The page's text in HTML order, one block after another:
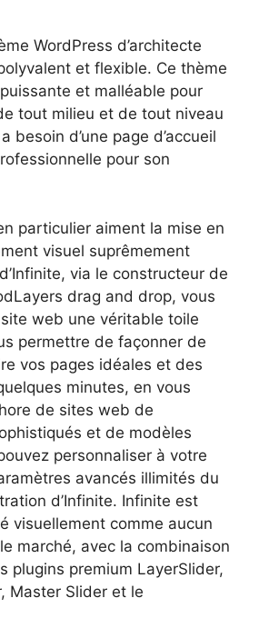
WordPress d’architecte
et flexible. Ce thème
et malléable pour
tout milieu et de tout niveau
besoin d’une page d’accueil
pour son
particulier aiment la mise en
visuel suprêmement
via le constructeur de
drag and drop, vous
web une véritable toile
permettre de façonner de
vos pages idéales et des
minutes, en vous
de sites web de
et de modèles
personnaliser à votre
avancés illimités du
d’Infinite. Infinite est
visuellement comme aucun
marché, avec la combinaison
plugins premium LayerSlider,
Master Slider et le